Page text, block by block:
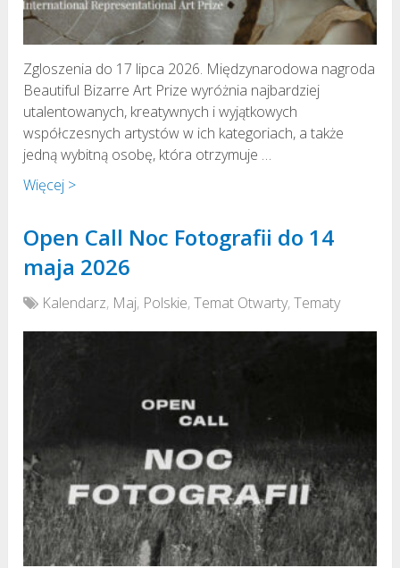
Zgloszenia do 17 lipca 2026. Międzynarodowa nagroda
Beautiful Bizarre Art Prize wyróżnia najbardziej
utalentowanych, kreatywnych i wyjątkowych
współczesnych artystów w ich kategoriach, a także
jedną wybitną osobę, która otrzymuje …
Więcej >
Open Call Noc Fotografii do 14
maja 2026
Kalendarz, Maj, Polskie,Temat Otwarty,Tematy